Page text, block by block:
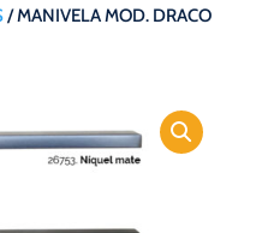
/ MANIVELA MOD. DRACO